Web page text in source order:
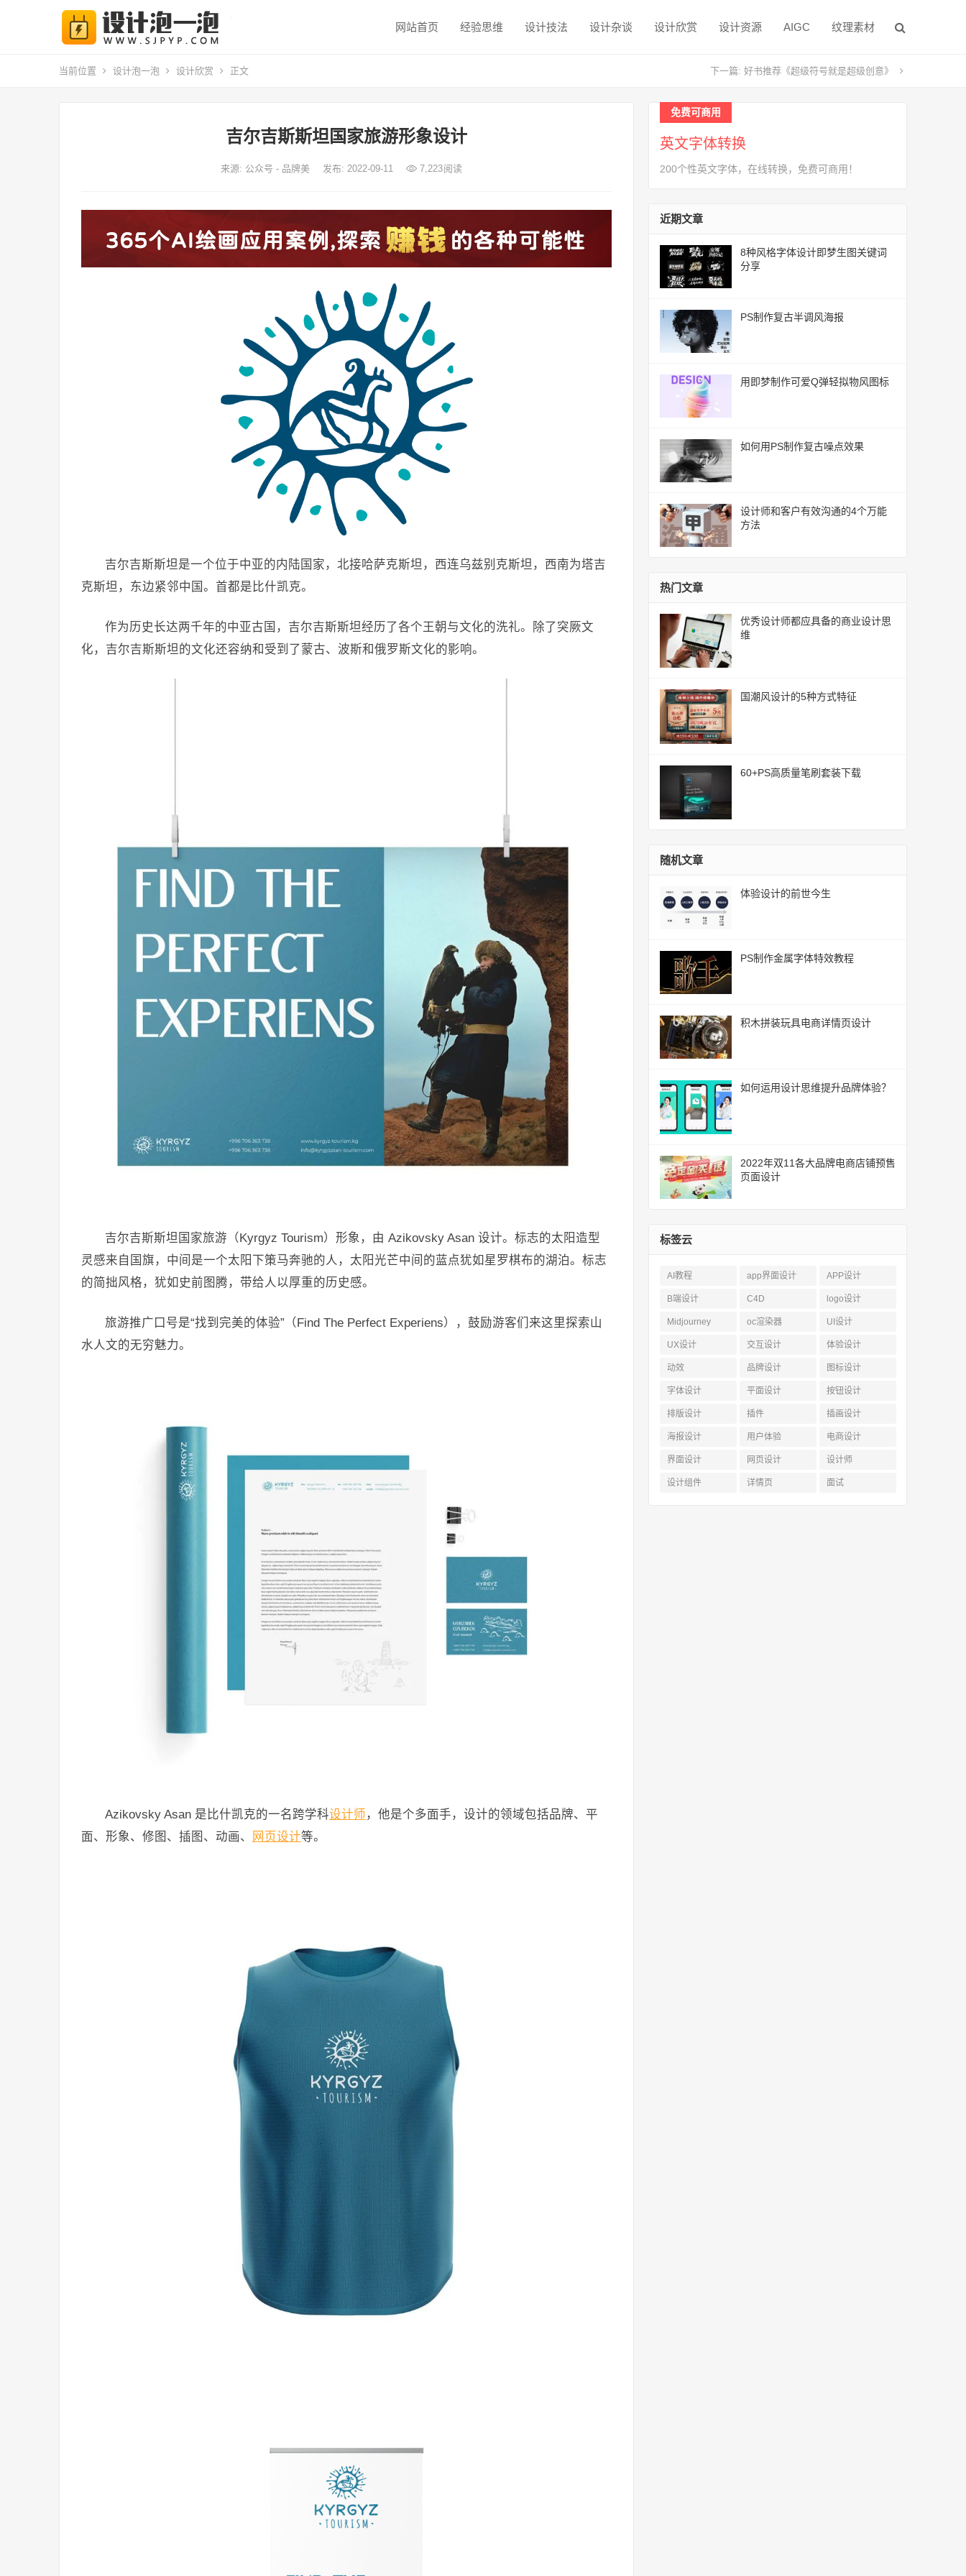
网站首页 经验思维 设计技法 设计杂谈 设计欣赏 设计资源 AIGC 纹理素材
当前位置 设计泡一泡 设计欣赏 正文 下一篇: 好书推荐《超级符号就是超级创意》
吉尔吉斯斯坦国家旅游形象设计
来源: 公众号 - 品牌美 发布: 2022-09-11 7,223阅读
吉尔吉斯斯坦是一个位于中亚的内陆国家，北接哈萨克斯坦，西连乌兹别克斯坦，西南为塔吉
克斯坦，东边紧邻中国。首都是比什凯克。
作为历史长达两千年的中亚古国，吉尔吉斯斯坦经历了各个王朝与文化的洗礼。除了突厥文
化，吉尔吉斯斯坦的文化还容纳和受到了蒙古、波斯和俄罗斯文化的影响。
吉尔吉斯斯坦国家旅游（Kyrgyz Tourism）形象，由 Azikovsky Asan 设计。标志的太阳造型
灵感来自国旗，中间是一个太阳下策马奔驰的人，太阳光芒中间的蓝点犹如星罗棋布的湖泊。标志
的简拙风格，犹如史前图腾，带给人以厚重的历史感。
旅游推广口号是“找到完美的体验”（Find The Perfect Experiens），鼓励游客们来这里探索山
水人文的无穷魅力。
Azikovsky Asan 是比什凯克的一名跨学科设计师 ，他是个多面手，设计的领域包括品牌、平
面、形象、修图、插图、动画、
网页设计等。
免费可商用
英文字体转换
200个性英文字体，在线转换，免费可商用！
近期文章
8种风格字体设计即梦生图关键词
分享
PS制作复古半调风海报
用即梦制作可爱Q弹轻拟物风图标
如何用PS制作复古噪点效果
设计师和客户有效沟通的4个万能
方法
热门文章
优秀设计师都应具备的商业设计思
维
国潮风设计的5种方式特征
60+PS高质量笔刷套装下载
随机文章
体验设计的前世今生
PS制作金属字体特效教程
积木拼装玩具电商详情页设计
如何运用设计思维提升品牌体验？
2022年双11各大品牌电商店铺预售
页面设计
标签云
AI教程 app界面设计 APP设计
B端设计 C4D logo设计
Midjourney oc渲染器 UI设计
UX设计 交互设计 体验设计
动效 品牌设计 图标设计
字体设计 平面设计 按钮设计
排版设计 插件 插画设计
海报设计 用户体验 电商设计
界面设计 网页设计 设计师
设计组件 详情页 面试